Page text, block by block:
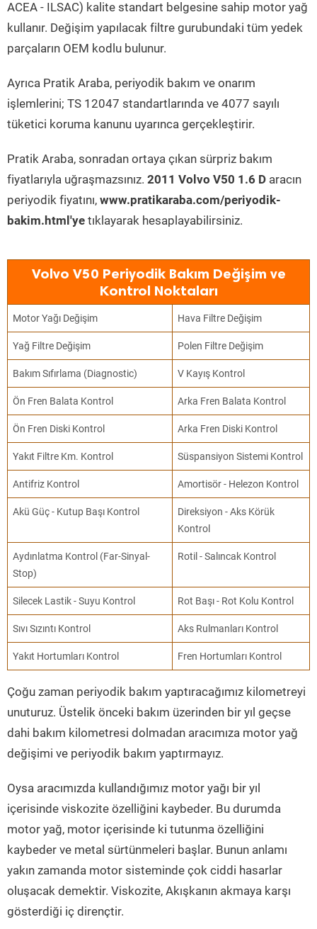
ACEA - ILSAC) kalite standart belgesine sahip motor yağ
kullanır. Değişim yapılacak filtre gurubundaki tüm yedek
parçaların OEM kodlu bulunur.
Ayrıca Pratik Araba, periyodik bakım ve onarım
işlemlerini; TS 12047 standartlarında ve 4077 sayılı
tüketici koruma kanunu uyarınca gerçekleştirir.
Pratik Araba, sonradan ortaya çıkan sürpriz bakım
fiyatlarıyla uğraşmazsınız. 2011 Volvo V50 1.6 D aracın
periyodik fiyatını, www.pratikaraba.com/periyodik-
bakim.html'ye tıklayarak hesaplayabilirsiniz.
Volvo V50 Periyodik Bakım Değişim ve
Kontrol Noktaları
Motor Yağı Değişim Hava Filtre Değişim
Yağ Filtre Değişim Polen Filtre Değişim
Bakım Sıfırlama (Diagnostic) V Kayış Kontrol
Ön Fren Balata Kontrol Arka Fren Balata Kontrol
Ön Fren Diski Kontrol Arka Fren Diski Kontrol
Yakıt Filtre Km. Kontrol Süspansiyon Sistemi Kontrol
Antifriz Kontrol Amortisör - Helezon Kontrol
Akü Güç - Kutup Başı Kontrol
Direksiyon - Aks Körük
Kontrol
Aydınlatma Kontrol (Far-Sinyal-
Stop)
Rotil - Salıncak Kontrol
Silecek Lastik - Suyu Kontrol Rot Başı - Rot Kolu Kontrol
Sıvı Sızıntı Kontrol Aks Rulmanları Kontrol
Yakıt Hortumları Kontrol Fren Hortumları Kontrol
Çoğu zaman periyodik bakım yaptıracağımız kilometreyi
unuturuz. Üstelik önceki bakım üzerinden bir yıl geçse
dahi bakım kilometresi dolmadan aracımıza motor yağ
değişimi ve periyodik bakım yaptırmayız.
Oysa aracımızda kullandığımız motor yağı bir yıl
içerisinde viskozite özelliğini kaybeder. Bu durumda
motor yağ, motor içerisinde ki tutunma özelliğini
kaybeder ve metal sürtünmeleri başlar. Bunun anlamı
yakın zamanda motor sisteminde çok ciddi hasarlar
oluşacak demektir. Viskozite, Akışkanın akmaya karşı
gösterdiği iç dirençtir.